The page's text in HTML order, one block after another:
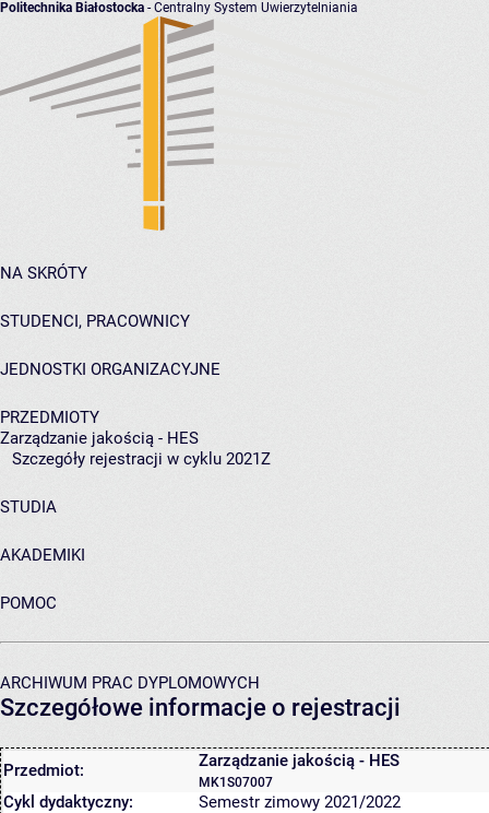
Politechnika Białostocka - Centralny System Uwierzytelniania
NA SKRÓTY
STUDENCI, PRACOWNICY
JEDNOSTKI ORGANIZACYJNE
PRZEDMIOTY
Zarządzanie jakością - HES
Szczegóły rejestracji w cyklu 2021Z
STUDIA
AKADEMIKI
POMOC
ARCHIWUM PRAC DYPLOMOWYCH
Szczegółowe informacje o rejestracji
Przedmiot: Zarządzanie jakością - HES
MK1S07007
Cykl dydaktyczny: Semestr zimowy 2021/2022